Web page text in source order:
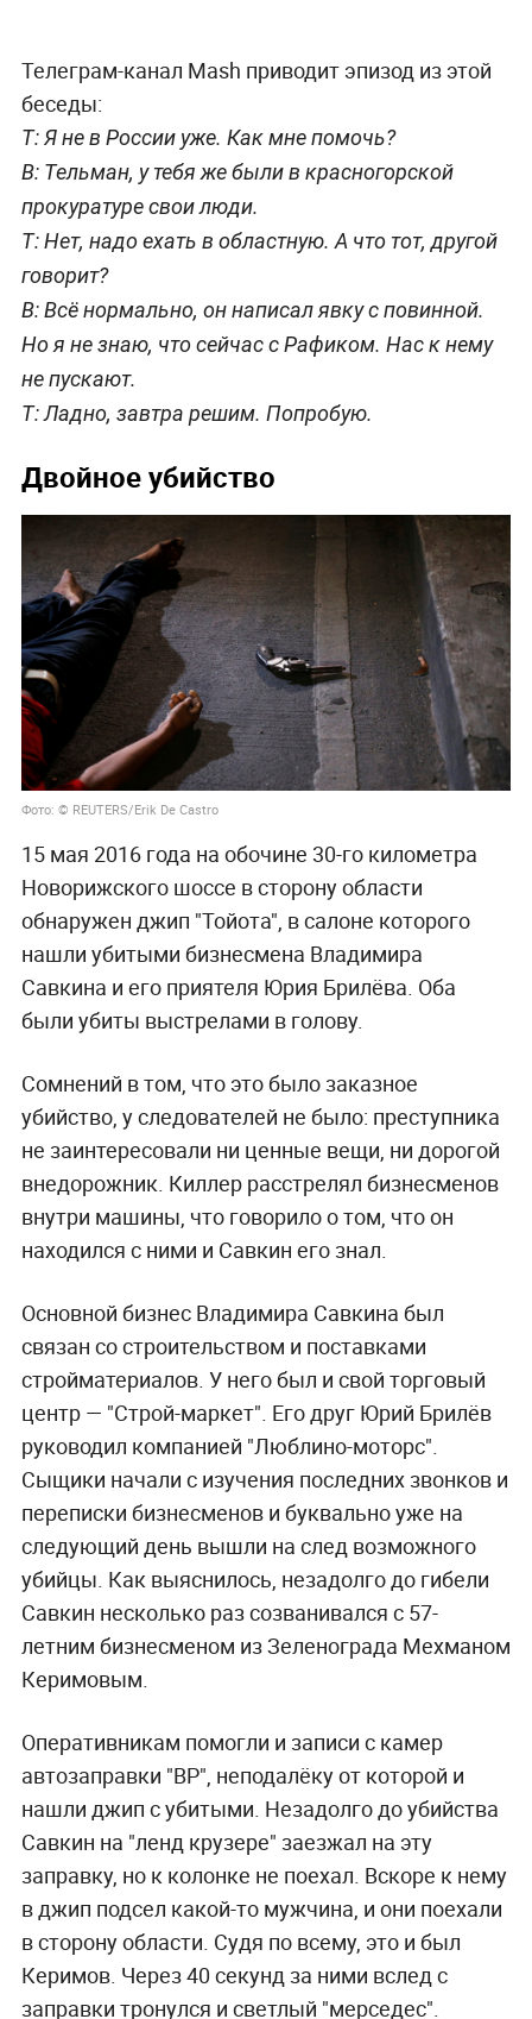
Телеграм-канал Mash приводит эпизод из этой
беседы:
Т: Я не в России уже. Как мне помочь?
В: Тельман, у тебя же были в красногорской
прокуратуре свои люди.
Т: Нет, надо ехать в областную. А что тот, другой
говорит?
В: Всё нормально, он написал явку с повинной.
Но я не знаю, что сейчас с Рафиком. Нас к нему
не пускают.
Т: Ладно, завтра решим. Попробую.
Двойное убийство
Фото: © REUTERS/Erik De Castro
15 мая 2016 года на обочине 30-го километра
Новорижского шоссе в сторону области
обнаружен джип "Тойота", в салоне которого
нашли убитыми бизнесмена Владимира
Савкина и его приятеля Юрия Брилёва. Оба
были убиты выстрелами в голову.
Сомнений в том, что это было заказное
убийство, у следователей не было: преступника
не заинтересовали ни ценные вещи, ни дорогой
внедорожник. Киллер расстрелял бизнесменов
внутри машины, что говорило о том, что он
находился с ними и Савкин его знал.
Основной бизнес Владимира Савкина был
связан со строительством и поставками
стройматериалов. У него был и свой торговый
центр — "Строй-маркет". Его друг Юрий Брилёв
руководил компанией "Люблино-моторс".
Сыщики начали с изучения последних звонков и
переписки бизнесменов и буквально уже на
следующий день вышли на след возможного
убийцы. Как выяснилось, незадолго до гибели
Савкин несколько раз созванивался с 57-
летним бизнесменом из Зеленограда Мехманом
Керимовым.
Оперативникам помогли и записи с камер
автозаправки "BP", неподалёку от которой и
нашли джип с убитыми. Незадолго до убийства
Савкин на "ленд крузере" заезжал на эту
заправку, но к колонке не поехал. Вскоре к нему
в джип подсел какой-то мужчина, и они поехали
в сторону области. Судя по всему, это и был
Керимов. Через 40 секунд за ними вслед с
заправки тронулся и светлый "мерседес".